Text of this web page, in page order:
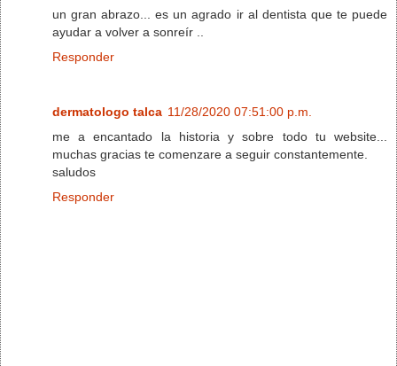
un gran abrazo... es un agrado ir al dentista que te puede
ayudar a volver a sonreír ..
Responder
dermatologo talca 11/28/2020 07:51:00 p.m.
me a encantado la historia y sobre todo tu website...
muchas gracias te comenzare a seguir constantemente.
saludos
Responder